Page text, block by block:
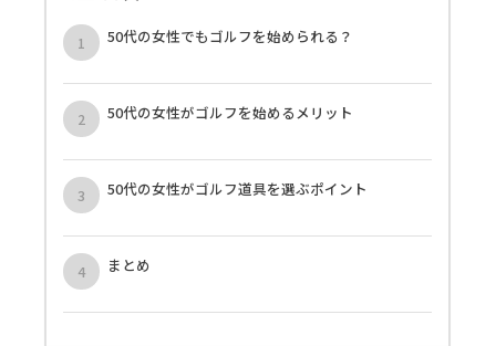
50代の女性でもゴルフを始められる？
50代の女性がゴルフを始めるメリット
50代の女性がゴルフ道具を選ぶポイント
まとめ